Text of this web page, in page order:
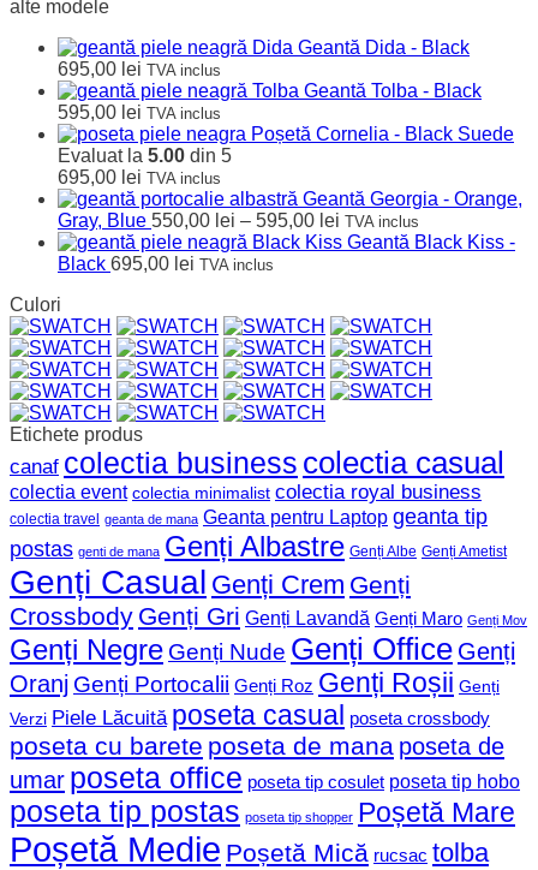
alte modele
Geantă Dida - Black
695,00 lei TVA inclus
Geantă Tolba - Black
595,00 lei TVA inclus
Poșetă Cornelia - Black Suede
Evaluat la 5.00 din 5
695,00 lei TVA inclus
Geantă Georgia - Orange,
Gray, Blue 550,00 lei – 595,00 lei Interval
de
la
595,00 lei
TVA inclus
Geantă Black Kiss -
Black 695,00 lei TVA inclus
Culori
Etichete produs
canaf colectia business colectia casual
colectia event colectia minimalist colectia royal business
colectia travel geanta de mana Geanta pentru Laptop geanta tip
postas genti de mana Genți Albastre Genți Albe Genți Ametist
Genți Casual Genți Crem Genți
Crossbody Genți Gri Genți Lavandă Genți Maro Genți Mov
Genți Negre Genți Nude Genți Office Genți
Oranj Genți Portocalii Genți Roz Genți Roșii Genți
Verzi Piele Lăcuită poseta casual poseta crossbody
poseta cu barete poseta de mana poseta de
umar poseta office poseta tip cosulet poseta tip hobo
poseta tip postas poseta tip shopper Poșetă Mare
Poșetă Medie Poșetă Mică rucsac tolba